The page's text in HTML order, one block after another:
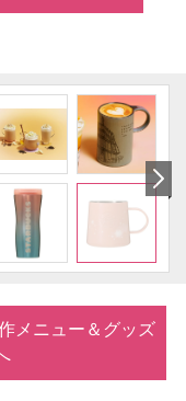
メニュー＆グッズ